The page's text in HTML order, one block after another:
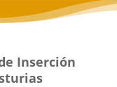
Inserción